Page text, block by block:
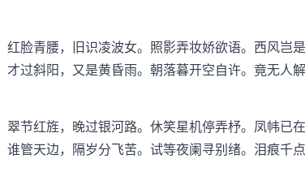
脸青腰，旧识凌波女。照影弄妆娇欲语。西风岂是
才过斜阳，又是黄昏雨。朝落暮开空自许。竟无人解
节红旌，晚过银河路。休笑星机停弄杼。凤帏已在
管天边，隔岁分飞苦。试等夜阑寻别绪。泪痕千点